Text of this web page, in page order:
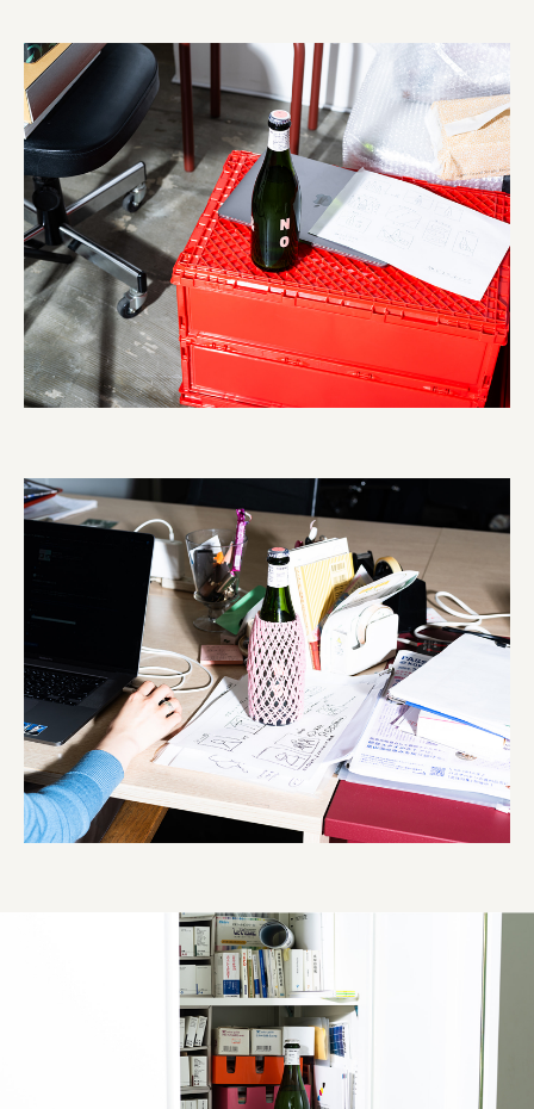
株式会社 京都産業振興センター
旭酒造株式会社
株式会社レリアン
日本出版販売株式会社
一般社団法人日本家具産業振興会、メッセフランクフ
フードバレーとかち首都圏プロモーション実行委員会
株式会社 中華・高橋
株式会社ITC
オクズミ商事
横浜市
株式会社 未来ガ驚喜研究所
江東区
日鉄興和不動産株式会社
株式会社コスモスイニシア
株式会社亀屋万年堂